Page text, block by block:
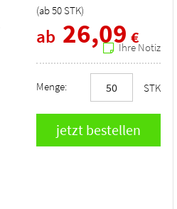
(ab50 STK)
ab 26,09 €
Ihre Notiz
Menge: STK